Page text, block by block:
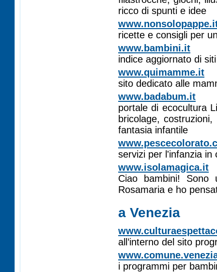
ricco di spunti e idee
ricette e consigli per
www.bambini.it
indice aggiornato di
www.quimamme.it
sito dedicato alle
www.badabum.it
portale di ecocultura
bricolage,
fantasia infantile
servizi per l'infanzia in
www.isolamagica.it
Ciao bambini! Sono
Rosamaria e ho
a Venezia
all’interno del sito
i programmi per